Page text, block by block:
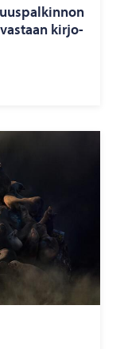
kir­jo­